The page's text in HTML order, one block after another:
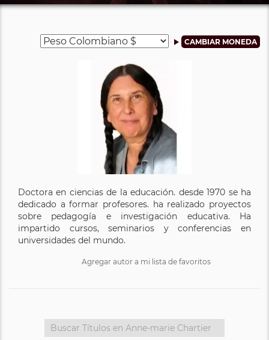
Doctora en ciencias de la educación. desde 1970 se ha
dedicado a formar profesores. ha realizado proyectos
sobre pedagogía e investigación educativa. Ha
impartido cursos, seminarios y conferencias en
universidades del mundo.
Agregar autor a mi lista de favoritos